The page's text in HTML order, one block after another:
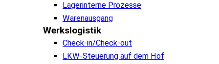
Lagerinterne Prozesse
Warenausgang
Werkslogistik
Check-in/Check-out
LKW-Steuerung auf dem Hof